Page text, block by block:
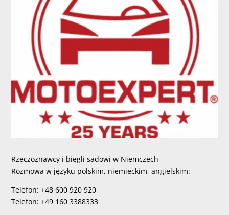
Rzeczoznawcy i biegli sadowi w Niemczech -
Rozmowa w języku polskim, niemieckim, angielskim:
Telefon: +48 600 920 920
Telefon: +49 160 3388333